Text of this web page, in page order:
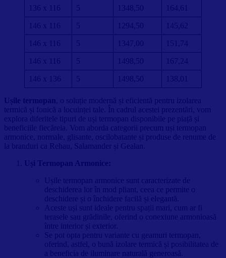
136 x 116 5 1348,50 164,61
146 x 116 5 1294,50 145,62
146 x 116 5 1347,00 151,74
146 x 116 5 1498,50 167,24
146 x 136 5 1498,50 138,01
Ușile termopan
, o soluție modernă și eficientă pentru izolarea
termică și fonică a locuinței tale. În cadrul acestei prezentări, vom
explora diferitele tipuri de uși termopan disponibile pe piață și
beneficiile fiecăreia. Vom aborda categorii precum uși termopan
armonice, normale, glisante, oscilobatante și produse de renume de
la branduri ca Rehau, Salamander și Gealan.
Uși Termopan Armonice:
Ușile termopan armonice sunt caracterizate de
deschiderea lor în mod pliant, ceea ce permite o
deschidere și o închidere facilă și elegantă.
Aceste uși sunt ideale pentru spații mari, cum ar fi
terasele sau grădinile, oferind o conexiune armonioasă
între interior și exterior.
Se pot opta pentru variante cu geamuri termopan,
oferind, astfel, o bună izolare termică și posibilitatea de
a beneficia de iluminare naturală generoasă.